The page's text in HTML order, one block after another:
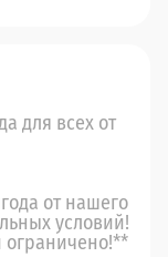
для всех от
от нашего
условий!
ограничено!**